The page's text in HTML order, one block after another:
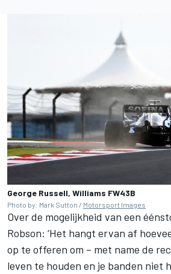
George Russell, Williams FW43B
Photo by: Mark Sutton / Motorsport Images
Over de mogelijkheid van een
Robson: ‘Het hangt ervan af
op te offeren om – met name de
leven te houden en je banden niet